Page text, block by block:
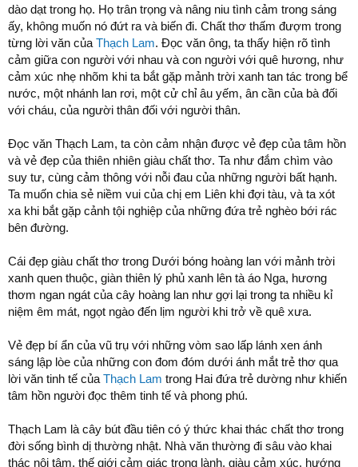
dào dạt trong họ. Họ trân trọng và nâng niu tình cảm trong sáng
ấy, không muốn nó đứt ra và biến đi. Chất thơ thấm đượm trong
từng lời văn của Thạch Lam. Đọc văn ông, ta thấy hiện rõ tình
cảm giữa con người với nhau và con người với quê hương, như
cảm xúc nhẹ nhõm khi ta bắt gặp mảnh trời xanh tan tác trong bể
nước, một nhánh lan rơi, một cử chỉ âu yếm, ân cần của bà đối
với cháu, của người thân đối với người thân.
Đọc văn Thạch Lam, ta còn cảm nhận được vẻ đẹp của tâm hồn
và vẻ đẹp của thiên nhiên giàu chất thơ. Ta như đắm chìm vào
suy tư, cùng cảm thông với nỗi đau của những người bất hạnh.
Ta muốn chia sẻ niềm vui của chị em Liên khi đợi tàu, và ta xót
xa khi bắt gặp cảnh tội nghiệp của những đứa trẻ nghèo bới rác
bên đường.
Cái đẹp giàu chất thơ trong Dưới bóng hoàng lan với mảnh trời
xanh quen thuộc, giàn thiên lý phủ xanh lên tà áo Nga, hương
thơm ngan ngát của cây hoàng lan như gợi lại trong ta nhiều kỉ
niệm êm mát, ngọt ngào đến lịm người khi trở về quê xưa.
Vẻ đẹp bí ẩn của vũ trụ với những vòm sao lấp lánh xen ánh
sáng lập lòe của những con đom đóm dưới ánh mắt trẻ thơ qua
lời văn tinh tế của Thạch Lam trong Hai đứa trẻ dường như khiến
tâm hồn người đọc thêm tinh tế và phong phú.
Thạch Lam là cây bút đầu tiên có ý thức khai thác chất thơ trong
đời sống bình dị thường nhật. Nhà văn thường đi sâu vào khai
thác nội tâm, thế giới cảm giác trong lành, giàu cảm xúc, hướng